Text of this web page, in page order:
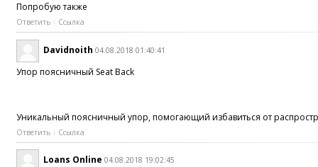
Попробую также
Ответить Ссылка
Davidnoith 04.08.2018 01:40:41
Упор поясничный Seat Back
Уникальный поясничный упор, помогающий избавиться от
Ответить Ссылка
Loans Online 04.08.2018 19:02:45